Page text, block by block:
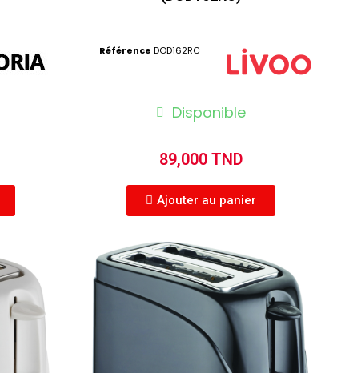
Référence DOD162RC
Disponible
89,000 TND
Ajouter au panier